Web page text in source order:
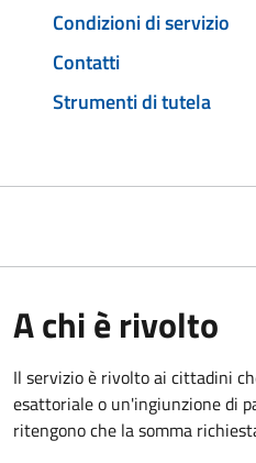
Condizioni di servizio
Contatti
Strumenti di tutela
A chi è rivolto
Il servizio è rivolto ai cittadini
esattoriale o un'ingiunzione di
ritengono che la somma